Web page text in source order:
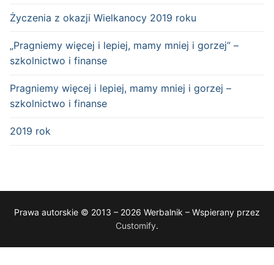
Życzenia z okazji Wielkanocy 2019 roku
„Pragniemy więcej i lepiej, mamy mniej i gorzej” –
szkolnictwo i finanse
Pragniemy więcej i lepiej, mamy mniej i gorzej –
szkolnictwo i finanse
2019 rok
Prawa autorskie © 2013 – 2026 Werbalnik – Wspierany przez
Customify.